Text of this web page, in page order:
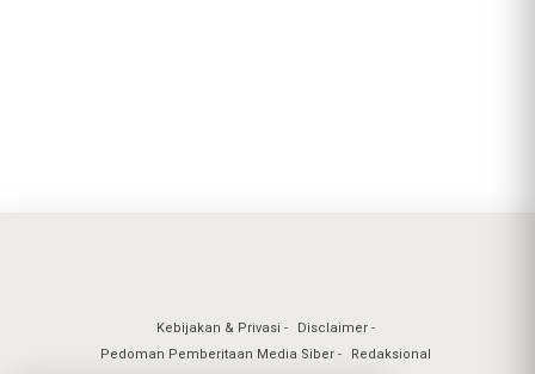
Kebijakan & Privasi
Disclaimer
Pedoman Pemberitaan Media Siber
Redaksional